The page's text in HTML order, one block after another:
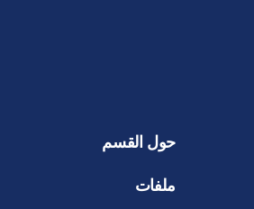
حول القسم
ملفات